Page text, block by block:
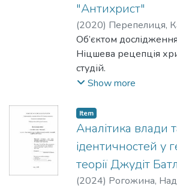
"Антихрист"
(2020) Перепелиця,
Тарас
Об’єктом
Ніцшева рецепція
студій.
Предмет дослідження
"Антихрист".
Метою роботи є
Ніцшевої
амбівалентності
праці "Антихрист" в
філософом
Show more
Item
Аналітика влади
ідентичностей у
теорії Джудіт
(2024) Рогожина,